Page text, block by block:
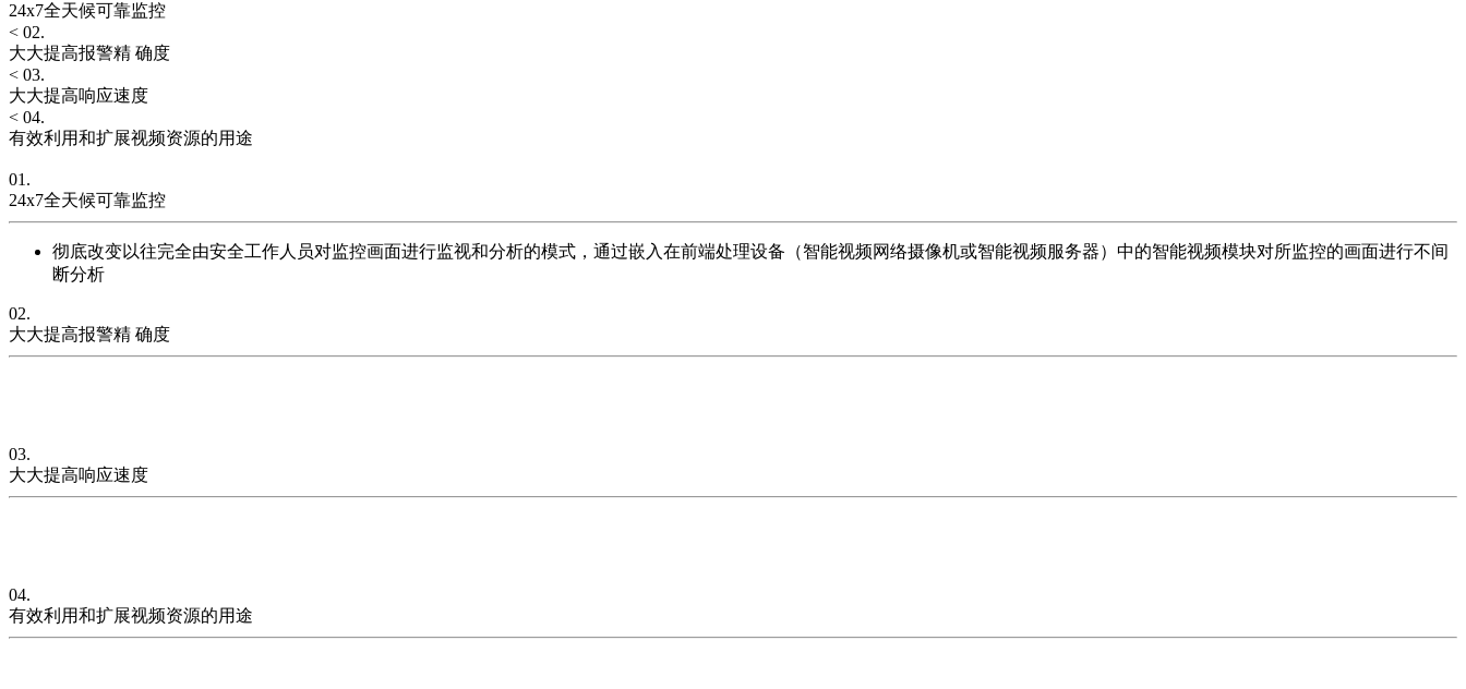
24x7全天候可靠监控
< 02.
大大提高报警精 确度
< 03.
大大提高响应速度
< 04.
有效利用和扩展视频资源的用途
01.
24x7全天候可靠监控
彻底改变以往完全由安全工作人员对监控画面进行监视和分析的模式，通过嵌入在前端处理设备（智能视频网络摄像机或智能视频服务器）中的智能视频模块对所监控的画面进行不间
断分析
02.
大大提高报警精 确度
03.
大大提高响应速度
04.
有效利用和扩展视频资源的用途